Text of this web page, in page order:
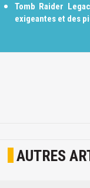
Tomb Raider
exigeantes et des
AUTRES